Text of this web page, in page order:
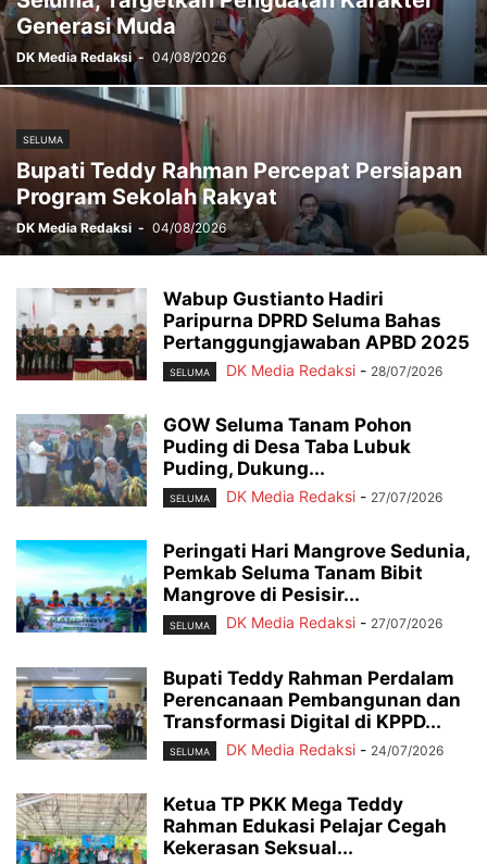
Generasi Muda
DK Media Redaksi - 04/08/2026
SELUMA
Bupati Teddy Rahman Percepat Persiapan
Program Sekolah Rakyat
DK Media Redaksi - 04/08/2026
Wabup Gustianto Hadiri
Paripurna DPRD Seluma Bahas
Pertanggungjawaban APBD 2025
SELUMA DK Media Redaksi - 28/07/2026
GOW Seluma Tanam Pohon
Puding di Desa Taba Lubuk
Puding, Dukung...
SELUMA DK Media Redaksi - 27/07/2026
Peringati Hari Mangrove Sedunia,
Pemkab Seluma Tanam Bibit
Mangrove di Pesisir...
SELUMA DK Media Redaksi - 27/07/2026
Bupati Teddy Rahman Perdalam
Perencanaan Pembangunan dan
Transformasi Digital di KPPD...
SELUMA DK Media Redaksi - 24/07/2026
Ketua TP PKK Mega Teddy
Rahman Edukasi Pelajar Cegah
Kekerasan Seksual...